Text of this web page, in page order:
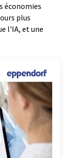
économies
plus
l'IA, et une